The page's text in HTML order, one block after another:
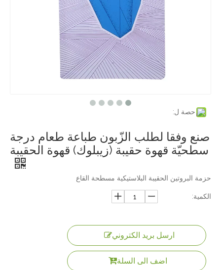
حصة ل:
صنع وفقا لطلب الزّبون طباعة طعام درجة
سطحيّة قهوة حقيبة (زيبلوك) قهوة الحقيبة
حزمة البروتين الحقيبة البلاستيكية مسطحة القاع
الكمية:
ارسل بريد الكتروني
اضف الى السلة